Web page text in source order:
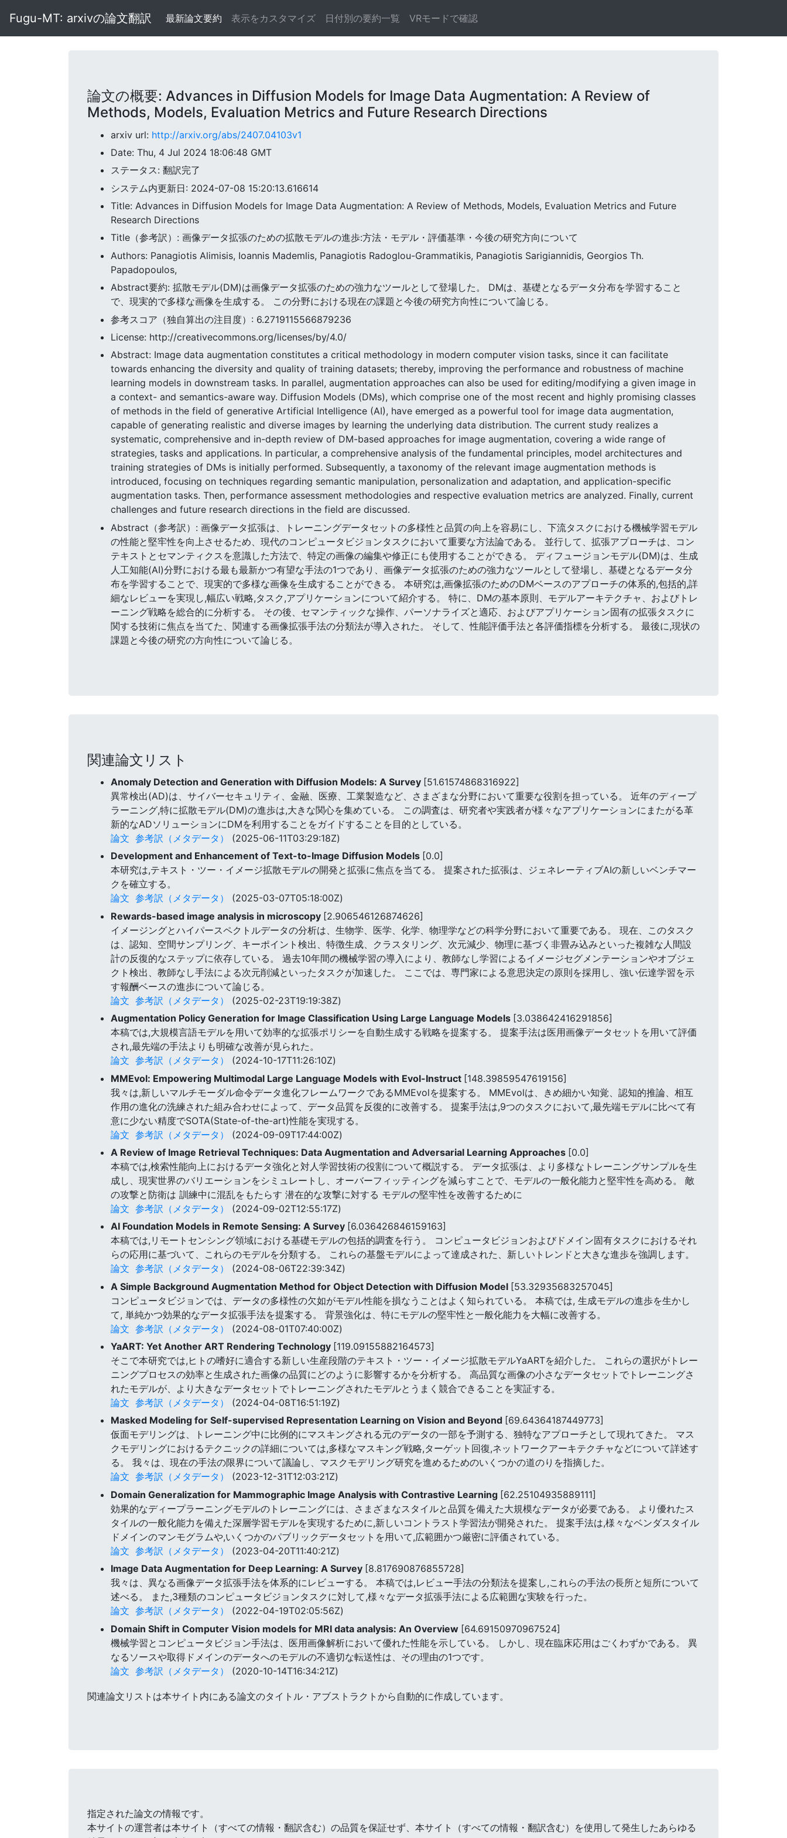
Fugu-MT: arxivの論文翻訳 最新論文要約 表示をカスタマイズ 日付別の要約一覧 VRモードで確認
論文の概要: Advances in Diffusion Models for Image Data Augmentation: A Review of
Methods, Models, Evaluation Metrics and Future Research Directions
arxiv url: http://arxiv.org/abs/2407.04103v1
Date: Thu, 4 Jul 2024 18:06:48 GMT
ステータス: 翻訳完了
システム内更新日: 2024-07-08 15:20:13.616614
Title: Advances in Diffusion Models for Image Data Augmentation: A Review of Methods, Models, Evaluation Metrics and Future
Research Directions
Title（参考訳）: 画像データ拡張のための拡散モデルの進歩:方法・モデル・評価基準・今後の研究方向について
Authors: Panagiotis Alimisis, Ioannis Mademlis, Panagiotis Radoglou-Grammatikis, Panagiotis Sarigiannidis, Georgios Th.
Papadopoulos,
Abstract要約: 拡散モデル(DM)は画像データ拡張のための強力なツールとして登場した。 DMは、基礎となるデータ分布を学習すること
で、現実的で多様な画像を生成する。 この分野における現在の課題と今後の研究方向性について論じる。
参考スコア（独自算出の注目度）: 6.2719115566879236
License: http://creativecommons.org/licenses/by/4.0/
Abstract: Image data augmentation constitutes a critical methodology in modern computer vision tasks, since it can facilitate
towards enhancing the diversity and quality of training datasets; thereby, improving the performance and robustness of machine
learning models in downstream tasks. In parallel, augmentation approaches can also be used for editing/modifying a given image in
a context- and semantics-aware way. Diffusion Models (DMs), which comprise one of the most recent and highly promising classes
of methods in the field of generative Artificial Intelligence (AI), have emerged as a powerful tool for image data augmentation,
capable of generating realistic and diverse images by learning the underlying data distribution. The current study realizes a
systematic, comprehensive and in-depth review of DM-based approaches for image augmentation, covering a wide range of
strategies, tasks and applications. In particular, a comprehensive analysis of the fundamental principles, model architectures and
training strategies of DMs is initially performed. Subsequently, a taxonomy of the relevant image augmentation methods is
introduced, focusing on techniques regarding semantic manipulation, personalization and adaptation, and application-specific
augmentation tasks. Then, performance assessment methodologies and respective evaluation metrics are analyzed. Finally, current
challenges and future research directions in the field are discussed.
Abstract（参考訳）: 画像データ拡張は、トレーニングデータセットの多様性と品質の向上を容易にし、下流タスクにおける機械学習モデル
の性能と堅牢性を向上させるため、現代のコンピュータビジョンタスクにおいて重要な方法論である。 並行して、拡張アプローチは、コン
テキストとセマンティクスを意識した方法で、特定の画像の編集や修正にも使用することができる。 ディフュージョンモデル(DM)は、生成
人工知能(AI)分野における最も最新かつ有望な手法の1つであり、画像データ拡張のための強力なツールとして登場し、基礎となるデータ分
布を学習することで、現実的で多様な画像を生成することができる。 本研究は,画像拡張のためのDMベースのアプローチの体系的,包括的,詳
細なレビューを実現し,幅広い戦略,タスク,アプリケーションについて紹介する。 特に、DMの基本原則、モデルアーキテクチャ、およびトレ
ーニング戦略を総合的に分析する。 その後、セマンティックな操作、パーソナライズと適応、およびアプリケーション固有の拡張タスクに
関する技術に焦点を当てた、関連する画像拡張手法の分類法が導入された。 そして、性能評価手法と各評価指標を分析する。 最後に,現状の
課題と今後の研究の方向性について論じる。
関連論文リスト
Anomaly Detection and Generation with Diffusion Models: A Survey [51.61574868316922]
異常検出(AD)は、サイバーセキュリティ、金融、医療、工業製造など、さまざまな分野において重要な役割を担っている。 近年のディープ
ラーニング,特に拡散モデル(DM)の進歩は,大きな関心を集めている。 この調査は、研究者や実践者が様々なアプリケーションにまたがる革
新的なADソリューションにDMを利用することをガイドすることを目的としている。
論文 参考訳（メタデータ）
(2025-06-11T03:29:18Z)
Development and Enhancement of Text-to-Image Diffusion Models [0.0]
本研究は,テキスト・ツー・イメージ拡散モデルの開発と拡張に焦点を当てる。 提案された拡張は、ジェネレーティブAIの新しいベンチマー
クを確立する。
論文 参考訳（メタデータ）
(2025-03-07T05:18:00Z)
Rewards-based image analysis in microscopy [2.906546126874626]
イメージングとハイパースペクトルデータの分析は、生物学、医学、化学、物理学などの科学分野において重要である。 現在、このタスク
は、認知、空間サンプリング、キーポイント検出、特徴生成、クラスタリング、次元減少、物理に基づく非畳み込みといった複雑な人間設
計の反復的なステップに依存している。 過去10年間の機械学習の導入により、教師なし学習によるイメージセグメンテーションやオブジェ
クト検出、教師なし手法による次元削減といったタスクが加速した。 ここでは、専門家による意思決定の原則を採用し、強い伝達学習を示
す報酬ベースの進歩について論じる。
論文 参考訳（メタデータ）
(2025-02-23T19:19:38Z)
Augmentation Policy Generation for Image Classification Using Large Language Models [3.038642416291856]
本稿では,大規模言語モデルを用いて効率的な拡張ポリシーを自動生成する戦略を提案する。 提案手法は医用画像データセットを用いて評価
され,最先端の手法よりも明確な改善が見られた。
論文 参考訳（メタデータ）
(2024-10-17T11:26:10Z)
MMEvol: Empowering Multimodal Large Language Models with Evol-Instruct [148.39859547619156]
我々は,新しいマルチモーダル命令データ進化フレームワークであるMMEvolを提案する。 MMEvolは、きめ細かい知覚、認知的推論、相互
作用の進化の洗練された組み合わせによって、データ品質を反復的に改善する。 提案手法は,9つのタスクにおいて,最先端モデルに比べて有
意に少ない精度でSOTA(State-of-the-art)性能を実現する。
論文 参考訳（メタデータ）
(2024-09-09T17:44:00Z)
A Review of Image Retrieval Techniques: Data Augmentation and Adversarial Learning Approaches [0.0]
本稿では,検索性能向上におけるデータ強化と対人学習技術の役割について概説する。 データ拡張は、より多様なトレーニングサンプルを生
成し、現実世界のバリエーションをシミュレートし、オーバーフィッティングを減らすことで、モデルの一般化能力と堅牢性を高める。 敵
の攻撃と防衛は 訓練中に混乱をもたらす 潜在的な攻撃に対する モデルの堅牢性を改善するために
論文 参考訳（メタデータ）
(2024-09-02T12:55:17Z)
AI Foundation Models in Remote Sensing: A Survey [6.036426846159163]
本稿では,リモートセンシング領域における基礎モデルの包括的調査を行う。 コンピュータビジョンおよびドメイン固有タスクにおけるそれ
らの応用に基づいて、これらのモデルを分類する。 これらの基盤モデルによって達成された、新しいトレンドと大きな進歩を強調します。
論文 参考訳（メタデータ）
(2024-08-06T22:39:34Z)
A Simple Background Augmentation Method for Object Detection with Diffusion Model [53.32935683257045]
コンピュータビジョンでは、データの多様性の欠如がモデル性能を損なうことはよく知られている。 本稿では, 生成モデルの進歩を生かし
て, 単純かつ効果的なデータ拡張手法を提案する。 背景強化は、特にモデルの堅牢性と一般化能力を大幅に改善する。
論文 参考訳（メタデータ）
(2024-08-01T07:40:00Z)
YaART: Yet Another ART Rendering Technology [119.09155882164573]
そこで本研究では,ヒトの嗜好に適合する新しい生産段階のテキスト・ツー・イメージ拡散モデルYaARTを紹介した。 これらの選択がトレー
ニングプロセスの効率と生成された画像の品質にどのように影響するかを分析する。 高品質な画像の小さなデータセットでトレーニングさ
れたモデルが、より大きなデータセットでトレーニングされたモデルとうまく競合できることを実証する。
論文 参考訳（メタデータ）
(2024-04-08T16:51:19Z)
Masked Modeling for Self-supervised Representation Learning on Vision and Beyond [69.64364187449773]
仮面モデリングは、トレーニング中に比例的にマスキングされる元のデータの一部を予測する、独特なアプローチとして現れてきた。 マス
クモデリングにおけるテクニックの詳細については,多様なマスキング戦略,ターゲット回復,ネットワークアーキテクチャなどについて詳述す
る。 我々は、現在の手法の限界について議論し、マスクモデリング研究を進めるためのいくつかの道のりを指摘した。
論文 参考訳（メタデータ）
(2023-12-31T12:03:21Z)
Domain Generalization for Mammographic Image Analysis with Contrastive Learning [62.25104935889111]
効果的なディープラーニングモデルのトレーニングには、さまざまなスタイルと品質を備えた大規模なデータが必要である。 より優れたス
タイルの一般化能力を備えた深層学習モデルを実現するために,新しいコントラスト学習法が開発された。 提案手法は,様々なベンダスタイル
ドメインのマンモグラムや,いくつかのパブリックデータセットを用いて,広範囲かつ厳密に評価されている。
論文 参考訳（メタデータ）
(2023-04-20T11:40:21Z)
Image Data Augmentation for Deep Learning: A Survey [8.817690876855728]
我々は、異なる画像データ拡張手法を体系的にレビューする。 本稿では,レビュー手法の分類法を提案し,これらの手法の長所と短所について
述べる。 また,3種類のコンピュータビジョンタスクに対して,様々なデータ拡張手法による広範囲な実験を行った。
論文 参考訳（メタデータ）
(2022-04-19T02:05:56Z)
Domain Shift in Computer Vision models for MRI data analysis: An Overview [64.69150970967524]
機械学習とコンピュータビジョン手法は、医用画像解析において優れた性能を示している。 しかし、現在臨床応用はごくわずかである。 異
なるソースや取得ドメインのデータへのモデルの不適切な転送性は、その理由の1つです。
論文 参考訳（メタデータ） (2020-10-14T16:34:21Z)
関連論文リストは本サイト内にある論文のタイトル・アブストラクトから自動的に作成しています。
指定された論文の情報です。
本サイトの運営者は本サイト（すべての情報・翻訳含む）の品質を保証せず、本サイト（すべての情報・翻訳含む）を使用して発生したあらゆる